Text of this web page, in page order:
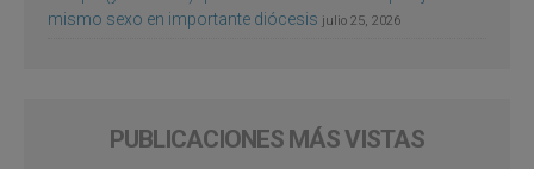
mismo sexo en importante diócesis julio 25, 2026
PUBLICACIONES MÁS VISTAS